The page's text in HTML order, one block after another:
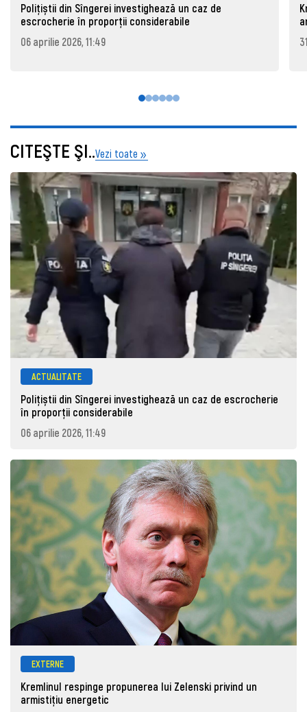
Polițiștii din Sîngerei investighează un caz de
escrocherie în proporții considerabile
06 aprilie 2026, 11:49
CITEŞTE ŞI..Vezi toate
ACTUALITATE
Polițiștii din Sîngerei investighează un caz de escrocherie
în proporții considerabile
06 aprilie 2026, 11:49
EXTERNE
Kremlinul respinge propunerea lui Zelenski privind un
armistițiu energetic